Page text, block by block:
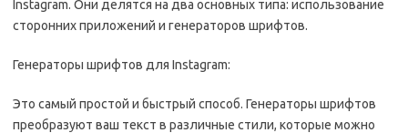
Instagram. Они делятся на два основных типа: использование
сторонних приложений и генераторов шрифтов.
Генераторы шрифтов для Instagram:
Это самый простой и быстрый способ. Генераторы шрифтов
преобразуют ваш текст в различные стили, которые можно